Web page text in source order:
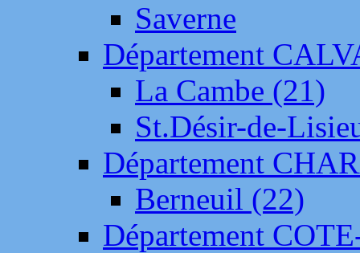
Saverne
Département
La Cambe (21)
St.Désir-de-
Département
Berneuil (22)
Département